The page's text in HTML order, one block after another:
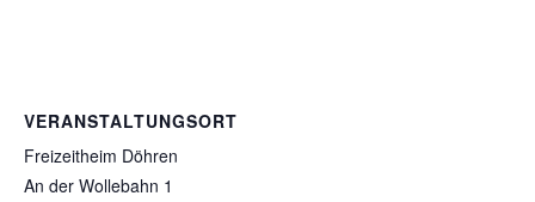
VERANSTALTUNGSORT
Freizeitheim Döhren
An der Wollebahn 1